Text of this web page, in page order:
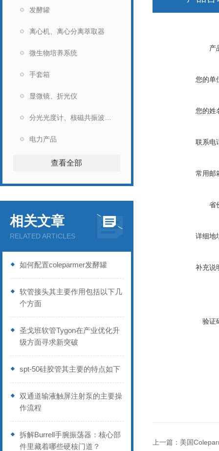
发酵罐
离心机、离心分离萃取器
微生物培养系统
手套箱
显微镜、折光仪
电力产品
查看全部
相关文章
RELATED ARTICLES
如何配置coleparmer发酵罐
软管接头其主要作用包括以下几
个方面
圣戈班软管Tygon在产业优化升
级方面寻求新突破
spt-50硅胶管其主要的特点如下
双通道输液触屏注射泵的主要操
作流程
拆解Burrell手腕振荡器：核心部
件里藏着哪些硬核门道？
产
您的单
您的姓
联系电
常用邮
省
详细地
补充说
验证
上一篇： 美国